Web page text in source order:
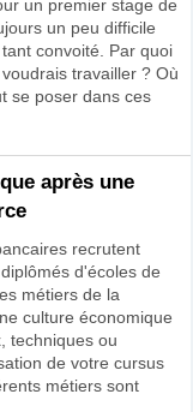
un premier stage de
un peu difficile
convoité. Par quoi
travailler ? Où
se poser dans ces
après une
recrutent
d'écoles de
métiers de la
culture économique
techniques ou
de votre cursus
métiers sont